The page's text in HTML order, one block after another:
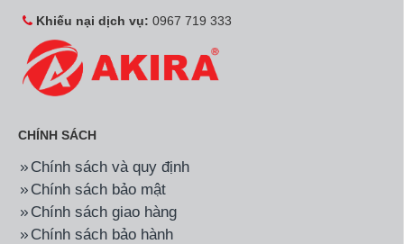
Khiếu nại dịch vụ: 0967 719 333
CHÍNH SÁCH
Chính sách và quy định
Chính sách bảo mật
Chính sách giao hàng
Chính sách bảo hành